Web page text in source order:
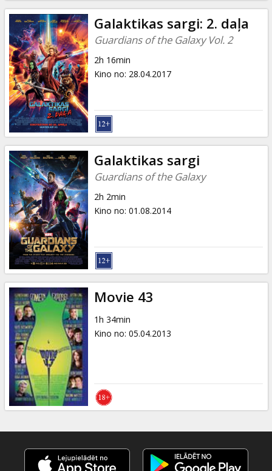
Galaktikas sargi: 2. daļa
Guardians of the Galaxy Vol. 2
2h 16min
Kino no: 28.04.2017
Galaktikas sargi
Guardians of the Galaxy
2h 2min
Kino no: 01.08.2014
Movie 43
1h 34min
Kino no: 05.04.2013